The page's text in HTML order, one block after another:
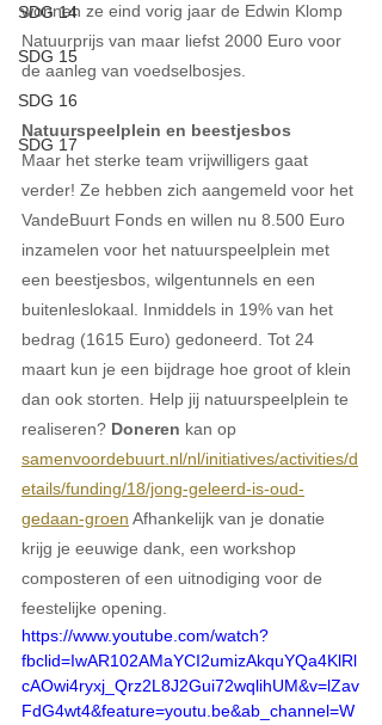
SDG 14
SDG 15
SDG 16
SDG 17
wonnen ze eind vorig jaar de Edwin Klomp
Natuurprijs van maar liefst 2000 Euro voor
de aanleg van voedselbosjes.
Natuurspeelplein en beestjesbos
Maar het sterke team vrijwilligers gaat
verder! Ze hebben zich aangemeld voor het
VandeBuurt Fonds en willen nu 8.500 Euro
inzamelen voor het natuurspeelplein met
een beestjesbos, wilgentunnels en een
buitenleslokaal. Inmiddels in 19% van het
bedrag (1615 Euro) gedoneerd. Tot 24
maart kun je een bijdrage hoe groot of klein
dan ook storten. Help jij natuurspeelplein te
realiseren? Doneren kan op
samenvoordebuurt.nl/nl/initiatives/activities/d
etails/funding/18/jong-geleerd-is-oud-
gedaan-groen Afhankelijk van je donatie
krijg je eeuwige dank, een workshop
composteren of een uitnodiging voor de
feestelijke opening.
https://www.youtube.com/watch?
fbclid=IwAR102AMaYCI2umizAkquYQa4KlRl
cAOwi4ryxj_Qrz2L8J2Gui72wqlihUM&v=lZav
FdG4wt4&feature=youtu.be&ab_channel=W